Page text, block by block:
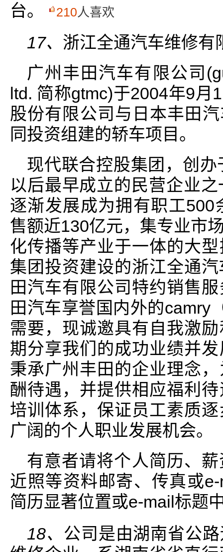
台。
210人喜欢
17、 浙江全通汽车维修有
广州丰田汽车有限公司
ltd. 简称gtmc)于2004年9月
股份有限公司与日本丰田
同投资组建的轿车项目。
现代联合控股集团，创
以后最早成立的民营企业
逐渐发展成为拥有职工
售额近130亿元，集专业市
化传播等产业于一体的大
集团投资建设的浙江全通
田汽车有限公司特约销售
田汽车享誉国内外的camry
需要，现诚邀具有自我激
期分享我们的成功业绩并
秉承广州丰田的企业理念
酬待遇，并提供相应福利
培训体系，保证员工素质
广阔的个人职业发展机会。
有意者请将个人简历、
近照等资料邮寄、传真或
简历显著位置或e-mail标题
18、 公司是由湖南省公